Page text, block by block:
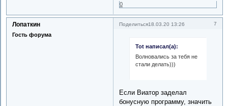
0
Поделиться 7
18.03.20 13:26
Лопаткин
Гость форума
Tot написал(а):
Волновались за тебя не
стали делать)))
Если Виатор заделал
бонусную программу, значить